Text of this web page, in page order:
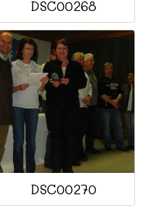
DSC00268
DSC00270